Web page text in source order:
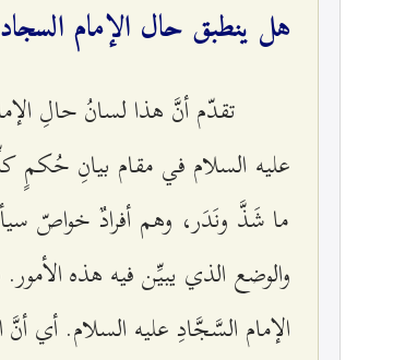
هل ينطبق حال الإمام السجاد
تقدّم أنَّ هذا لسانُ حالِ
عليه السلام في مقام بيانِ حُكمٍ
ما شَذَّ ونَدَر، وهم أفرادٌ خواصّ
والوضع الذي يبيِّن فيه هذه
الإمام السَّجَّادِ عليه السلام. أي